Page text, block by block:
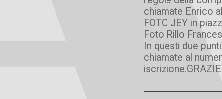
chiamate Enrico
FOTO JEY in
Foto Rillo
In questi due
chiamate al
iscrizione.GRAZIE